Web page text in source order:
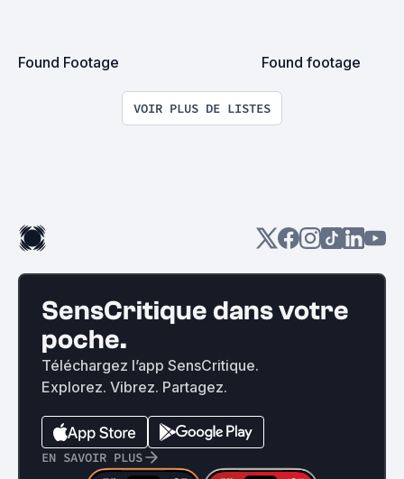
Found Footage Found footage
VOIR PLUS DE LISTES
SensCritique dans votre
poche.
Téléchargez l’app SensCritique.
Explorez. Vibrez. Partagez.
EN SAVOIR PLUS